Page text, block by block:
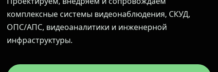
комплексные системы видеонаблюдения, СКУД,
ОПС/АПС, видеоаналитики и инженерной
инфраструктуры.